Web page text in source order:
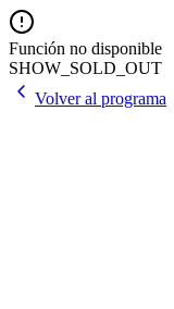
Función no disponible
SHOW_SOLD_OUT
Volver al programa